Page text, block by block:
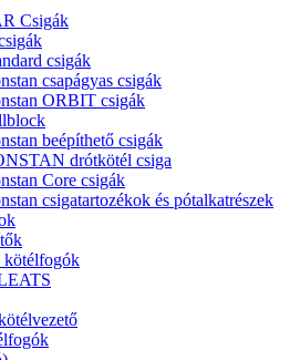
Csigák
csigák
csapágyas csigák
ORBIT csigák
beépíthető csigák
drótkötél csiga
Core csigák
csigatartozékok és pótalkatrészek